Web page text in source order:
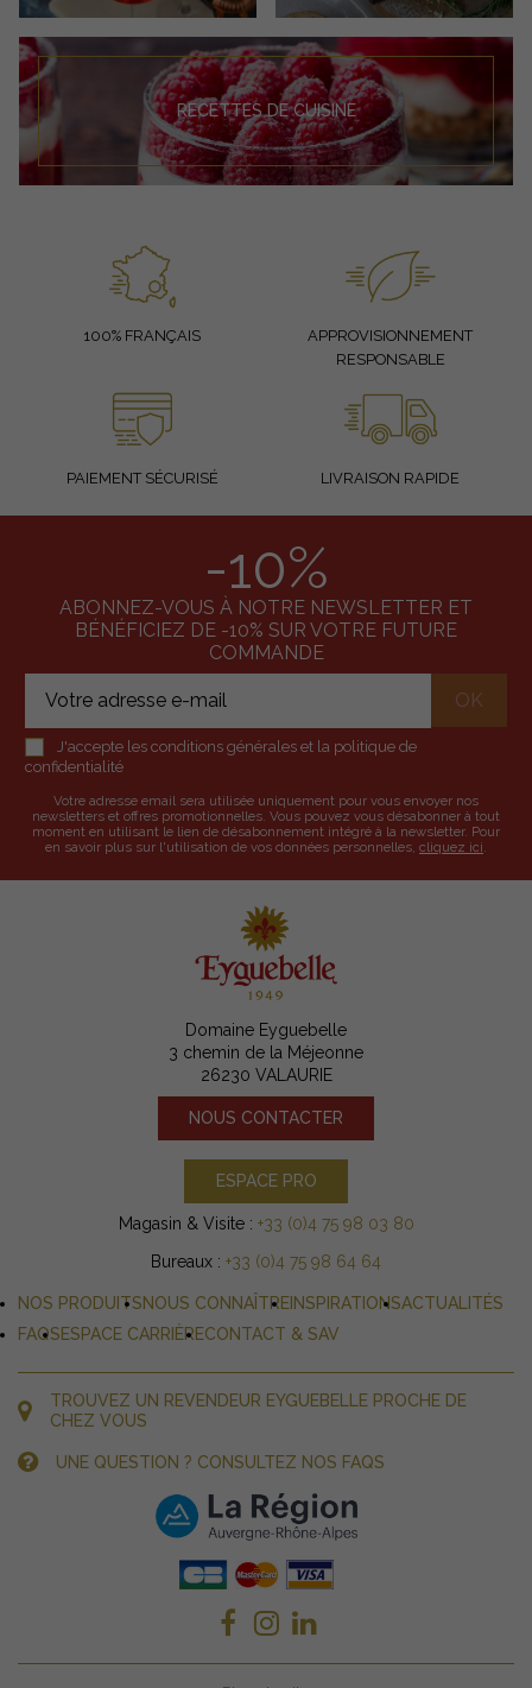
RECETTES DE CUISINE
100% FRANÇAIS
APPROVISIONNEMENT
RESPONSABLE
PAIEMENT SÉCURISÉ LIVRAISON RAPIDE
-10%
ABONNEZ-VOUS À NOTRE NEWSLETTER ET
BÉNÉFICIEZ DE -10% SUR VOTRE FUTURE
COMMANDE
J'accepte les conditions générales et la politique de
confidentialité
Votre adresse email sera utilisée uniquement pour vous envoyer nos
newsletters et offres promotionnelles. Vous pouvez vous désabonner à tout
moment en utilisant le lien de désabonnement intégré à la newsletter. Pour
en savoir plus sur l'utilisation de vos données personnelles, cliquez ici.
Domaine Eyguebelle
3 chemin de la Méjeonne
26230 VALAURIE
NOUS CONTACTER
ESPACE PRO
Magasin & Visite : +33 (0)4 75 98 03 80
Bureaux : +33 (0)4 75 98 64 64
NOS PRODUITSNOUS CONNAÎTREINSPIRATIONSACTUALITÉS
FAQSESPACE CARRIÈRECONTACT & SAV
TROUVEZ UN REVENDEUR EYGUEBELLE PROCHE DE
CHEZ VOUS
UNE QUESTION ? CONSULTEZ NOS FAQS